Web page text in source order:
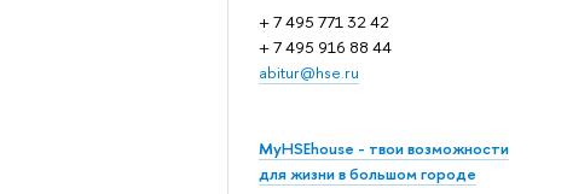
+ 7 495 771 32 42
+ 7 495 916 88 44
abitur@hse.ru
MyHSEhouse - твои возможности
для жизни в большом городе